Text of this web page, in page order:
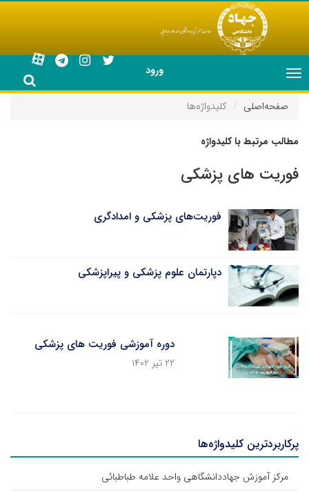
ورود
Toggle
navigation
صفحه‌اصلی
کلیدواژه‌ها
مطالب مرتبط با کلیدواژه
فوریت های پزشکی
فوریت‌های پزشکی و امدادگری
دپارتمان علوم پزشکی و پیراپزشکی
دوره آموزشی فوریت های پزشکی
۲۲ تیر ۱۴۰۲
پرکاربردترین کلیدواژه‌ها
مرکز آموزش جهاددانشگاهی واحد علامه طباطبائی